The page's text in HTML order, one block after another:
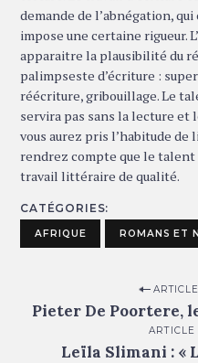
demande de l’abnégation,
impose une certaine rigueur.
apparaitre la plausibilité du
palimpseste d’écriture :
réécriture, gribouillage. Le
servira pas sans la lecture et
vous aurez pris l’habitude de
rendrez compte que le talent
travail littéraire de qualité.
CATÉGORIES
AFRIQUE ROMANS ET
Pieter De Poortere,
ARTICLE
Leïla Slimani : «